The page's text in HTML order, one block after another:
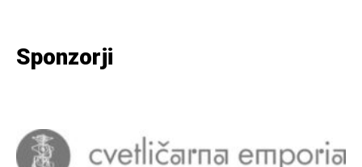
Sponzorji